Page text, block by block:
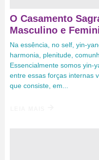
O Casamento
Masculino e
Na essência, no self, yin-
harmonia, plenitude,
Essencialmente somos yin-
entre essas forças internas
que consiste, em...